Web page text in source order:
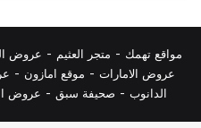
مواقع تهمك - متجر العثيم - عروض
عروض الامارات - موقع امازون -
الدانوب - صحيفة سبق - عروض